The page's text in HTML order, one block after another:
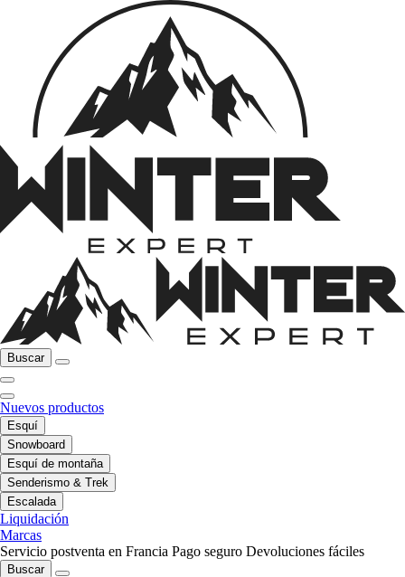
Buscar
Nuevos productos
Esquí
Snowboard
Esquí de montaña
Senderismo & Trek
Escalada
Liquidación
Marcas
Servicio postventa en Francia Pago seguro Devoluciones fáciles
Buscar